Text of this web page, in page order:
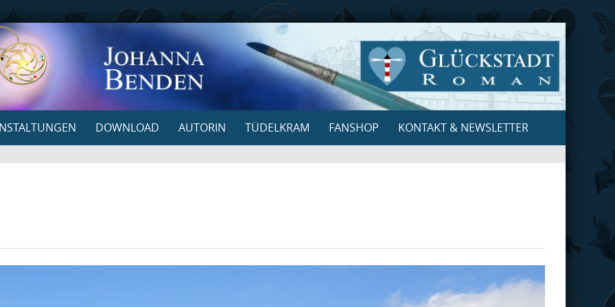
DOWNLOAD AUTORIN TÜDELKRAM FANSHOP KONTAKT & NEWSLETTER